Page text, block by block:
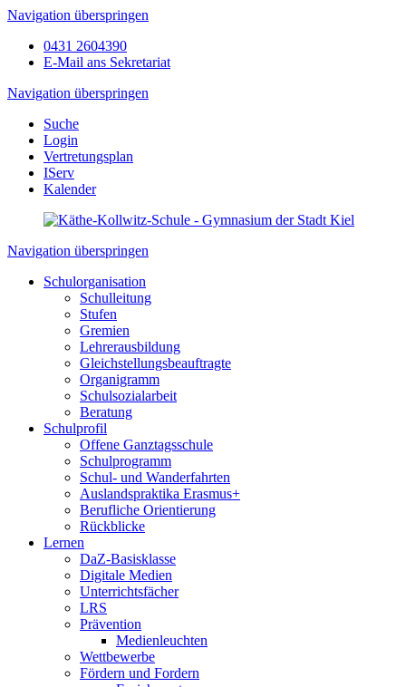
Navigation überspringen
0431 2604390
E-Mail ans Sekretariat
Navigation überspringen
Suche
Login
Vertretungsplan
IServ
Kalender
Navigation überspringen
Schulorganisation
Schulleitung
Stufen
Gremien
Lehrerausbildung
Gleichstellungsbeauftragte
Organigramm
Schulsozialarbeit
Beratung
Schulprofil
Offene Ganztagsschule
Schulprogramm
Schul- und Wanderfahrten
Auslandspraktika Erasmus+
Berufliche Orientierung
Rückblicke
Lernen
DaZ-Basisklasse
Digitale Medien
Unterrichtsfächer
LRS
Prävention
Medienleuchten
Wettbewerbe
Fördern und Fordern